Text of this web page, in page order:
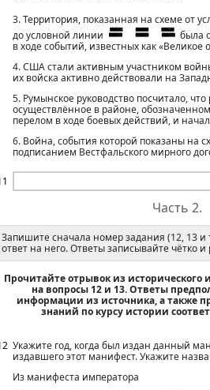
3. Территория, показанная на схеме от
до условной линии
была
в ходе событий, известных как «Великое
4. США стали активным участником
их войска активно действовали на
5. Румынское руководство посчитало, что
осуществлённое в районе,
перелом в ходе боевых действий, и
6. Война, события которой показаны на
подписанием Вестфальского мирного
Часть 2.
Запишите сначала номер задания (12, 13 и
ответ на него. Ответы записывайте чётко и
Прочитайте отрывок из исторического
на вопросы 12 и 13. Ответы
информации из источника, а также
знаний по курсу истории
Укажите год, когда был издан данный
издавшего этот манифест. Укажите
Из манифеста императора